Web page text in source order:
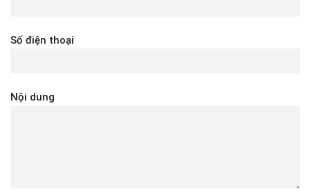
Số điện thoại
Nội dung